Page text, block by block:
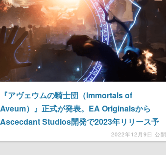
『アヴェウムの騎士団（Immortals of
Aveum）』正式が発表。EA Originalsから
Ascecdant Studios開発で2023年リリース予
2022年12月9日 公開